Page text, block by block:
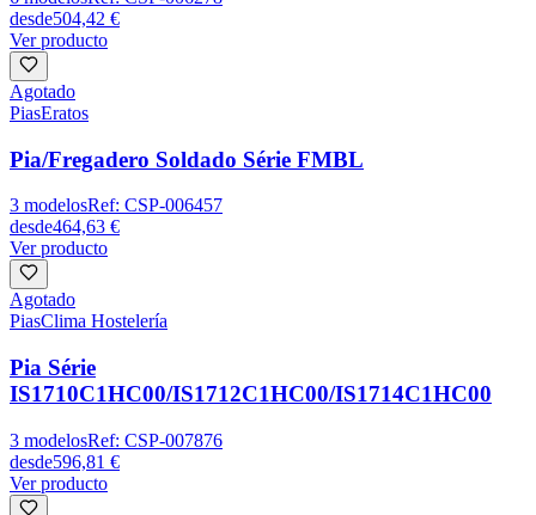
desde504,42 €
Ver producto
Agotado
PiasEratos
Pia/Fregadero Soldado Série FMBL
3 modelosRef: CSP-006457
desde464,63 €
Ver producto
Agotado
PiasClima Hostelería
Pia Série
IS1710C1HC00/IS1712C1HC00/IS1714C1HC00
3 modelosRef: CSP-007876
desde596,81 €
Ver producto